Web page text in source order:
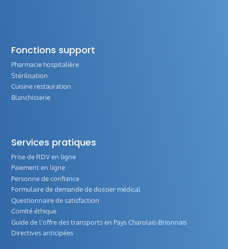
Fonctions support
Pharmacie hospitalière
Stérilisation
Cuisine restauration
Blanchisserie
Services pratiques
Prise de RDV en ligne
Paiement en ligne
Personne de confiance
Formulaire de demande de dossier médical
Questionnaire de satisfaction
Comité éthique
Guide de l‘offre des transports en Pays Charolais-Brionnais
Directives anticipées